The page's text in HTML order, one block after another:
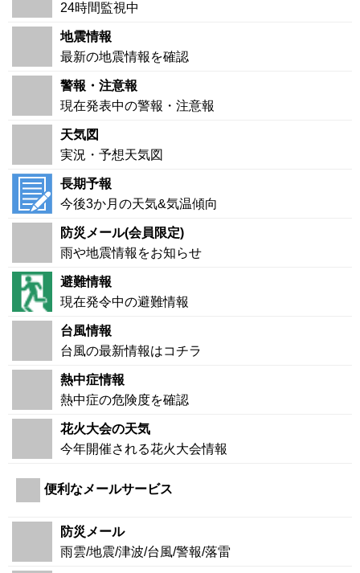
24時間監視中
地震情報
最新の地震情報を確認
警報・注意報
現在発表中の警報・注意報
天気図
実況・予想天気図
長期予報
今後3か月の天気&気温傾向
防災メール(会員限定)
雨や地震情報をお知らせ
避難情報
現在発令中の避難情報
台風情報
台風の最新情報はコチラ
熱中症情報
熱中症の危険度を確認
花火大会の天気
今年開催される花火大会情報
便利なメールサービス
防災メール
雨雲/地震/津波/台風/警報/落雷